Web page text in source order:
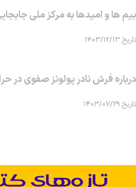
بیم ها و امیدها به مرکز ملی
تاریخ ۱۴۰۳/۱۲/۱۳
درباره فرش نادر پولونز صفوی در
تاریخ ۱۴۰۳/۰۷/۲۹